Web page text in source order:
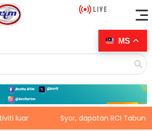
Syor, dapatan RCI Tabung Haji disiasat
MS